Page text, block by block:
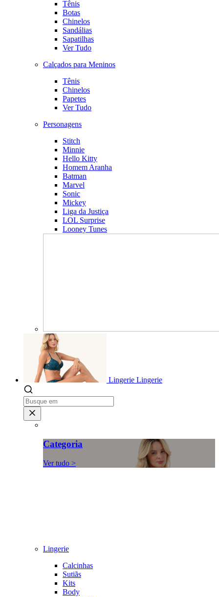
Tênis
Botas
Chinelos
Sandálias
Sapatilhas
Ver Tudo
Calçados para Meninos
Tênis
Chinelos
Papetes
Ver Tudo
Personagens
Stitch
Minnie
Hello Kitty
Homem Aranha
Batman
Marvel
Sonic
Mickey
Liga da Justiça
LOL Surprise
Looney Tunes
Lingerie Lingerie
Categoria
Ver tudo >
Lingerie
Calcinhas
Sutiãs
Kits
Body